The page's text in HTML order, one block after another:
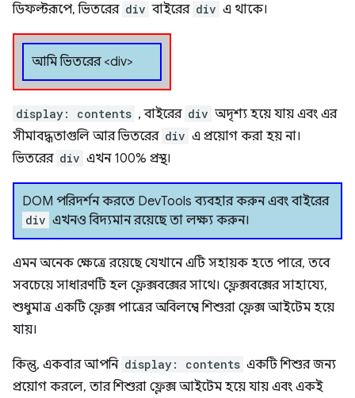
ডিফল্টরূপে, ভিতরের div বাইরের div এ থাকে।
আমি ভিতরের <div>
display: contents , বাইরের div অদৃশ্য হয়ে যায় এবং এর
সীমাবদ্ধতাগুলি আর ভিতরের div এ প্রয়োগ করা হয় না।
ভিতরের div এখন 100% প্রস্থ।
DOM পরিদর্শন করতে DevTools ব্যবহার করুন এবং বাইরের
div এখনও বিদ্যমান রয়েছে তা লক্ষ্য করুন।
এমন অনেক ক্ষেত্রে রয়েছে যেখানে এটি সহায়ক হতে পারে, তবে
সবচেয়ে সাধারণটি হল ফ্লেক্সবক্সের সাথে। ফ্লেক্সবক্সের সাহায্যে,
শুধুমাত্র একটি ফ্লেক্স পাত্রের অবিলম্বে শিশুরা ফ্লেক্স আইটেম হয়ে
যায়।
কিন্তু, একবার আপনি display: contents একটি শিশুর জন্য
প্রয়োগ করলে, তার শিশুরা ফ্লেক্স আইটেম হয়ে যায় এবং একই